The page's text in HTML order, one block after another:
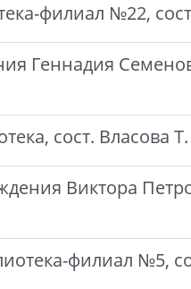
филиал №22,
Геннадия
сост. Власова
Виктора
филиал №5,